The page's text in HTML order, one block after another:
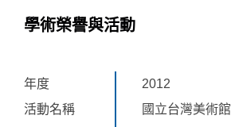
學術榮譽與活動
年度
2012
活動名稱
國立台灣美術館